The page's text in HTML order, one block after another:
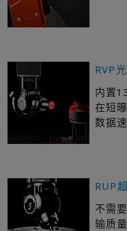
RVP
内置
在短
数据
RUP
不需
输质